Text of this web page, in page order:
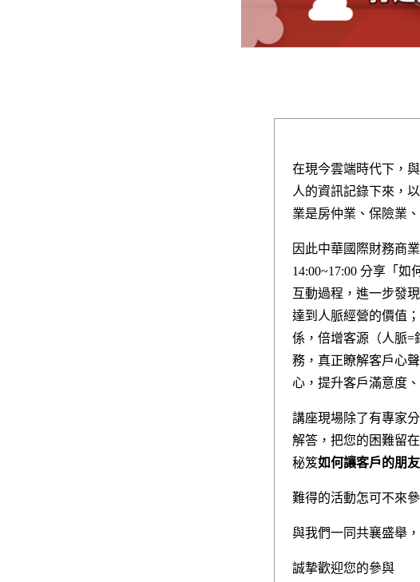
在現今雲端時代下，
人的資訊記錄下來，
業是房仲業、保險業
因此中華國際財務商
14:00~17:00 分享「
互動過程，進一步發
達到人脈經營的價值
係，倍增客源（人脈=
務，真正瞭解客戶心
心，提升客戶滿意度
講座現場除了有專家
解答，把您的困難留
秘笈如何讓客戶的朋
難得的活動怎可不來
與我們一同共襄盛舉
誠摯歡迎您的參與